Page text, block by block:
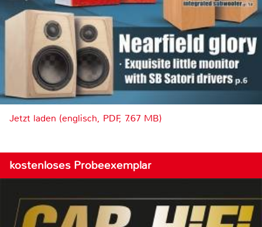
Jetzt laden (englisch, PDF, 7.67 MB)
kostenloses Probeexemplar